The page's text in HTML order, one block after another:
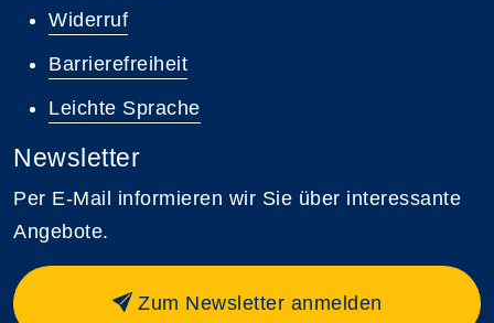
Widerruf
Barrierefreiheit
Leichte Sprache
Newsletter
Per E-Mail informieren wir Sie über interessante
Angebote.
Zum Newsletter anmelden